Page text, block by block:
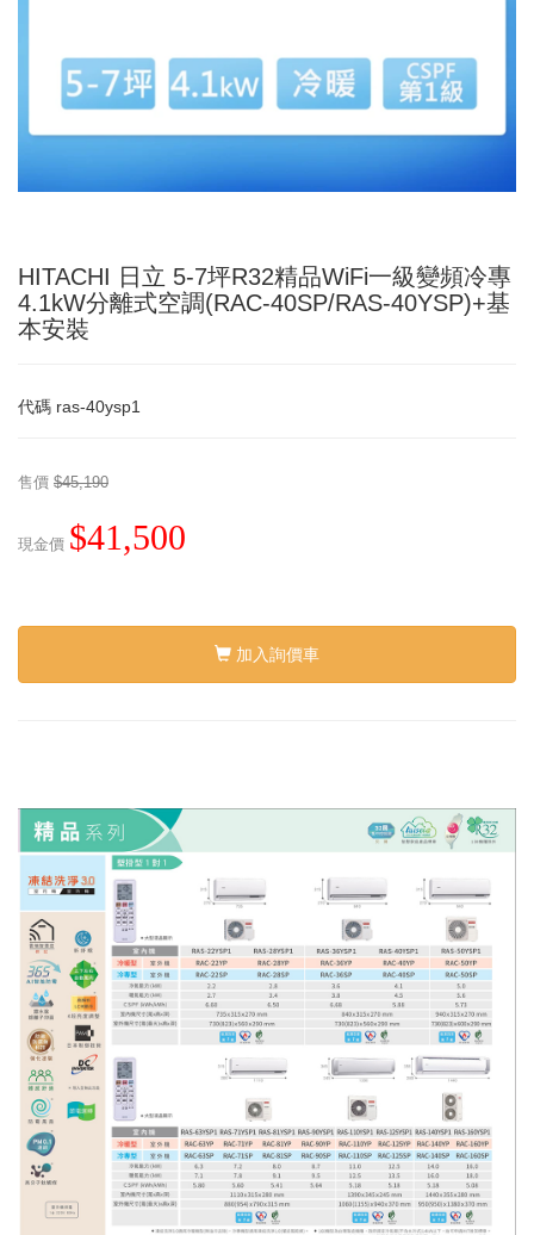
HITACHI 日立 5-7坪R32精品WiFi一級變頻冷專
4.1kW分離式空調(RAC-40SP/RAS-40YSP)+基
本安裝
代碼 ras-40ysp1
售價 $45,190
現金價 $41,500
加入詢價車